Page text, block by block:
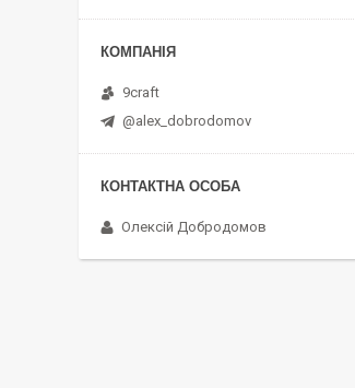
9craft
@alex_dobrodomov
Олексій Добродомов